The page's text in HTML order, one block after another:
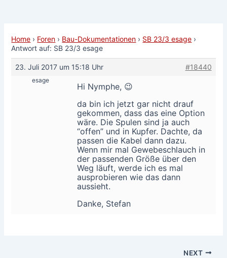
Home › Foren › Bau-Dokumentationen › SB 23/3 esage ›
Antwort auf: SB 23/3 esage
23. Juli 2017 um 15:18 Uhr #18440
esage
Hi Nymphe, 😉
da bin ich jetzt gar nicht drauf
gekommen, dass das eine Option
wäre. Die Spulen sind ja auch
“offen” und in Kupfer. Dachte, da
passen die Kabel dann dazu.
Wenn mir mal Gewebeschlauch in
der passenden Größe über den
Weg läuft, werde ich es mal
ausprobieren wie das dann
aussieht.
Danke, Stefan
NEXT